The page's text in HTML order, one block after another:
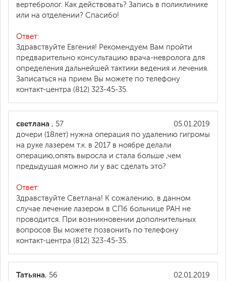
вертебролог. Как действовать? Запись в поликлинике
или на отделении? Спасибо!
Ответ:
Здравствуйте Евгения! Рекомендуем Вам пройти
предварительно консультацию врача-невролога для
определения дальнейшей тактики ведения и лечения.
Записаться на прием Вы можете по телефону
контакт-центра (812) 323-45-35.
05.01.2019
светлана , 57
дочери (18лет) нужна операция по удалению гигромы
на руке лазерем т.к. в 2017 в ноябре делали
операцию,опять выросла и стала больше ,чем
предыдущая можно ли у вас сделать это?
Ответ:
Здравствуйте Светлана! К сожалению, в данном
случае лечение лазером в СПб больнице РАН не
проводится. При возникновении дополнительных
вопросов Вы можете позвонить по телефону
контакт-центра (812) 323-45-35.
02.01.2019
Татьяна, 56